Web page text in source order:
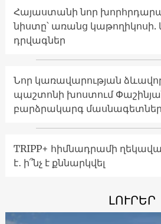
Հայաստանի նոր
նիստը՝ առանց կաթողիկոսի.
դրվագներ
Նոր կառավարության
պաշտոնի խոստում
բարձրակարգ
TRIPP+ հիմնադրամի
է․ ի՞նչ է քննարկվել
ԼՈՒՐԵՐ